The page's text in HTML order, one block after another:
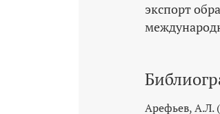
экспорт
Арефьев, А.Л.